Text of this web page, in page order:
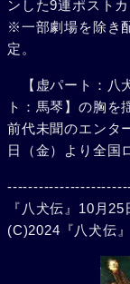
ンした9連ポスト
※一部劇場を除き
定。
【虚パート：八
ト：馬琴】の胸を
前代未聞のエンタ
日（金）より全国
『八犬伝』10月
(C)2024『八犬伝